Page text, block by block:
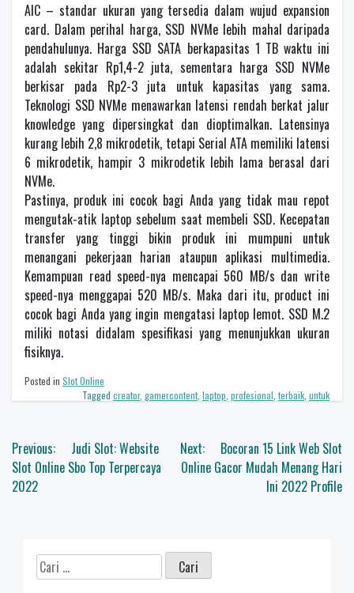
AIC – standar ukuran yang tersedia dalam wujud expansion
card. Dalam perihal harga, SSD NVMe lebih mahal daripada
pendahulunya. Harga SSD SATA berkapasitas 1 TB waktu ini
adalah sekitar Rp1,4-2 juta, sementara harga SSD NVMe
berkisar pada Rp2-3 juta untuk kapasitas yang sama.
Teknologi SSD NVMe menawarkan latensi rendah berkat jalur
knowledge yang dipersingkat dan dioptimalkan. Latensinya
kurang lebih 2,8 mikrodetik, tetapi Serial ATA memiliki latensi
6 mikrodetik, hampir 3 mikrodetik lebih lama berasal dari
NVMe.
Pastinya, produk ini cocok bagi Anda yang tidak mau repot
mengutak-atik laptop sebelum saat membeli SSD. Kecepatan
transfer yang tinggi bikin produk ini mumpuni untuk
menangani pekerjaan harian ataupun aplikasi multimedia.
Kemampuan read speed-nya mencapai 560 MB/s dan write
speed-nya menggapai 520 MB/s. Maka dari itu, product ini
cocok bagi Anda yang ingin mengatasi laptop lemot. SSD M.2
miliki notasi didalam spesifikasi yang menunjukkan ukuran
fisiknya.
Posted in Slot Online
Tagged creator, gamercontent, laptop profesional terbaik untuk
Navigasi
pos
Previous:
Judi Slot: Website
Slot Online Sbo Top Terpercaya
2022
Next:
Bocoran 15 Link Web Slot
Online Gacor Mudah Menang Hari
Ini 2022 Profile
Cari
untuk: